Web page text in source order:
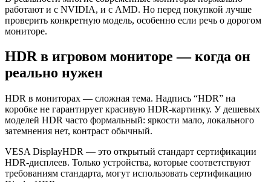
работают и с NVIDIA, и с AMD. Но перед покупкой лучше
проверить конкретную модель, особенно если речь о дорогом
мониторе.
HDR в игровом мониторе — когда он
реально нужен
HDR в мониторах — сложная тема. Надпись “HDR” на
коробке не гарантирует красивую HDR-картинку. У дешевых
моделей HDR часто формальный: яркости мало, локального
затемнения нет, контраст обычный.
VESA DisplayHDR — это открытый стандарт сертификации
HDR-дисплеев. Только устройства, которые соответствуют
требованиям стандарта, могут использовать сертификацию